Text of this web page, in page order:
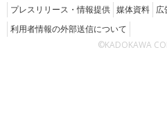
プレスリリース・情報提供 媒体資料 広
利用者情報の外部送信について
©KADOKAWA